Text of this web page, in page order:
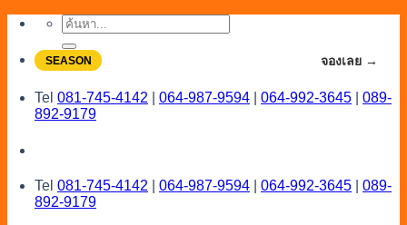
Skip
content
ค้นหา:
SEASON จองเลย →
Tel 081-745-4142 064-987-9594 064-992-3645
089-
892-9179
Tel 081-745-4142 064-987-9594 064-992-3645
089-
892-9179